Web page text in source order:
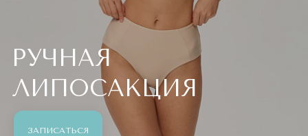
РУЧНАЯ
ЛИПОСАКЦИЯ
ЗАПИСАТЬСЯ